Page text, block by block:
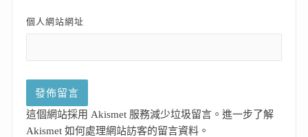
個人網站網址
這個網站採用 Akismet 服務減少垃圾留言。 進一步了解
Akismet 如何處理網站訪客的留言資料 。